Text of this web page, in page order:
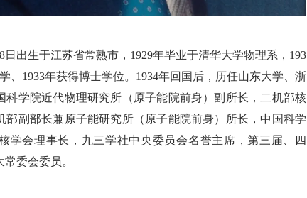
出生于江苏省常熟市，1929年毕业于清华大学物理系，193
、1933年获得博士学位。1934年回国后，历任山东大学、浙
科学院近代物理研究所（原子能院前身）副所长，二机部核
部副部长兼原子能研究所（原子能院前身）所长，中国科学
学会理事长，九三学社中央委员会名誉主席，第三届、四
委会委员。